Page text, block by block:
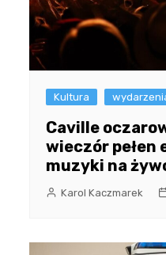
Kultura
Caville
wieczór pełen
muzyki na
Karol Kaczmarek